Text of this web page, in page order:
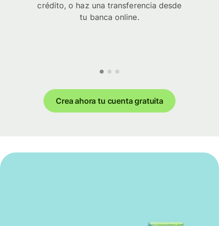
crédito, o haz una transferencia desde
tu banca online.
Crea ahora tu cuenta gratuita